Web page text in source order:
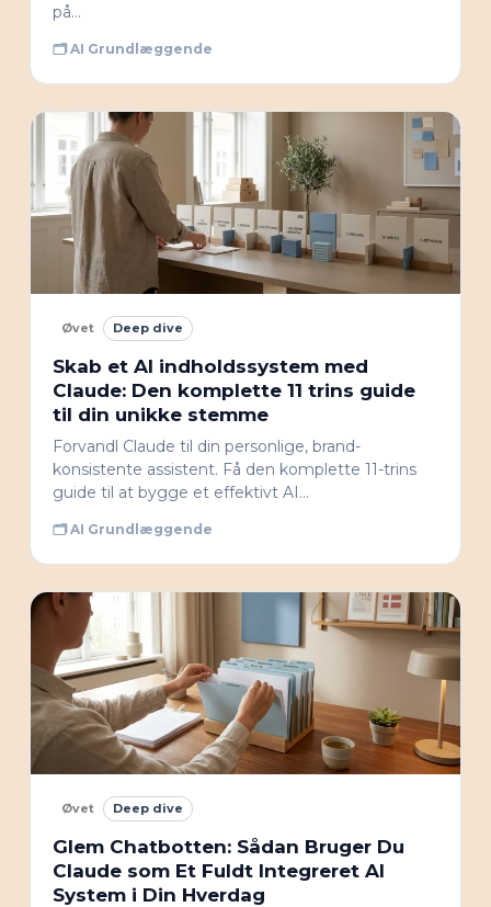
på…
🗂 AI Grundlæggende
Øvet Deep dive
Skab et AI indholdssystem med
Claude: Den komplette 11 trins guide
til din unikke stemme
Forvandl Claude til din personlige, brand-
konsistente assistent. Få den komplette 11-trins
guide til at bygge et effektivt AI…
🗂 AI Grundlæggende
Øvet Deep dive
Glem Chatbotten: Sådan Bruger Du
Claude som Et Fuldt Integreret AI
System i Din Hverdag